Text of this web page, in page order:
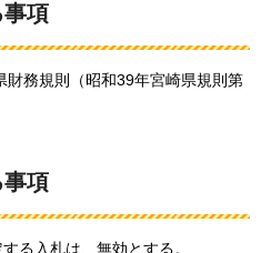
項
財務規則（昭和39年宮崎県規則第
項
る入札は、無効とする。